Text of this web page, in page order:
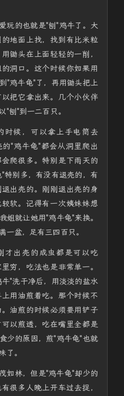
玩的也就是"刨"鸡牛了。大
地面上找，找到有比米粒
锄头在上面轻轻的一削，
洞口。这个时候你如果用
"鸡牛龟"了，再用锄头把上
把它拿出来。几个小伙伴
"刨"到一二百只。
时候，可以拿上手电筒去
"鸡牛龟"都会从洞里爬出
爬很多。特别是下雨天的
特别多，有没有退壳的，有
出壳的。刚刚退出壳的身
软。记得有一次姨妹妹想
姐就让她用"鸡牛龟"来换。
一盆，足有三四百只。
才出壳的成虫都是可以吃
穷，吃法也是非常单一。
"洗干净后，用淡淡的盐水
用油煎着吃。那个时候不
油煎的时候必须要用铲子
以煎透，吃在嘴里全都是
少的原因，煎"鸡牛龟"也就
了。
如林，但是"鸡牛龟"却少的
很多人晚上开车过去捉，